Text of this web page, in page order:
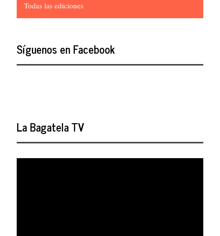
Todas las ediciones
Síguenos en Facebook
La Bagatela TV